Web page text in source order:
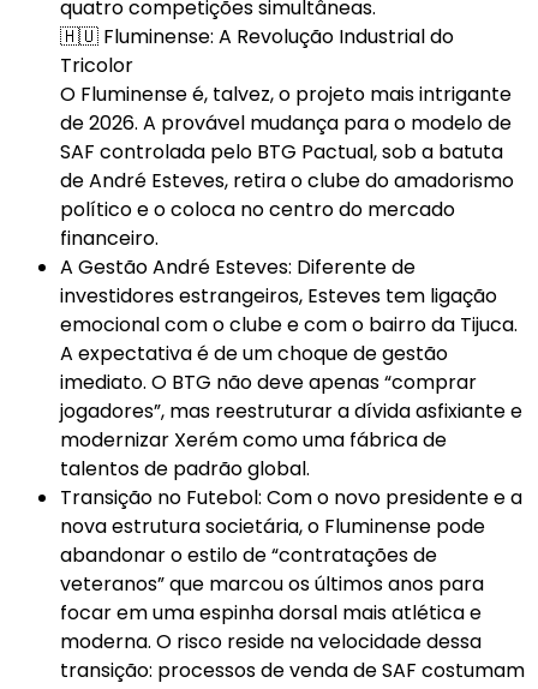
quatro competições simultâneas.
🇭🇺 Fluminense: A Revolução Industrial do
Tricolor
O Fluminense é, talvez, o projeto mais intrigante
de 2026. A provável mudança para o modelo de
SAF controlada pelo BTG Pactual, sob a batuta
de André Esteves, retira o clube do amadorismo
político e o coloca no centro do mercado
financeiro.
A Gestão André Esteves: Diferente de
investidores estrangeiros, Esteves tem ligação
emocional com o clube e com o bairro da Tijuca.
A expectativa é de um choque de gestão
imediato. O BTG não deve apenas “comprar
jogadores”, mas reestruturar a dívida asfixiante e
modernizar Xerém como uma fábrica de
talentos de padrão global.
Transição no Futebol: Com o novo presidente e a
nova estrutura societária, o Fluminense pode
abandonar o estilo de “contratações de
veteranos” que marcou os últimos anos para
focar em uma espinha dorsal mais atlética e
moderna. O risco reside na velocidade dessa
transição: processos de venda de SAF costumam